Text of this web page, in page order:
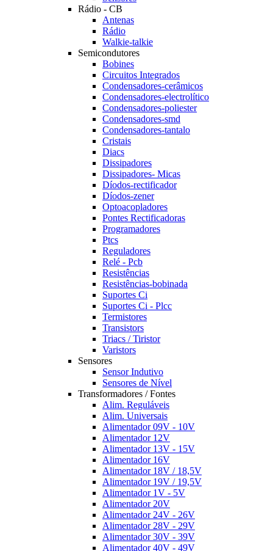
Rádio - CB
Antenas
Rádio
Walkie-talkie
Semicondutores
Bobines
Circuitos Integrados
Condensadores-cerâmicos
Condensadores-electrolítico
Condensadores-poliester
Condensadores-smd
Condensadores-tantalo
Cristais
Diacs
Dissipadores
Dissipadores- Micas
Díodos-rectificador
Díodos-zener
Optoacopladores
Pontes Rectificadoras
Programadores
Ptcs
Reguladores
Relé - Pcb
Resistências
Resistências-bobinada
Suportes Ci
Suportes Ci - Plcc
Termistores
Transistors
Triacs / Tiristor
Varistors
Sensores
Sensor Indutivo
Sensores de Nível
Transformadores / Fontes
Alim. Reguláveis
Alim. Universais
Alimentador 09V - 10V
Alimentador 12V
Alimentador 13V - 15V
Alimentador 16V
Alimentador 18V / 18,5V
Alimentador 19V / 19,5V
Alimentador 1V - 5V
Alimentador 20V
Alimentador 24V - 26V
Alimentador 28V - 29V
Alimentador 30V - 39V
Alimentador 40V - 49V